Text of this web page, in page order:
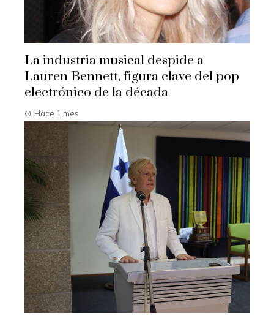
La industria musical despide a
Lauren Bennett, figura clave del pop
electrónico de la década
Hace 1 mes